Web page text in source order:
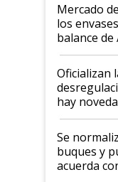
Mercado
los
balance de
Oficializan
hay
la hidrovía
Se
buques y
acuerda